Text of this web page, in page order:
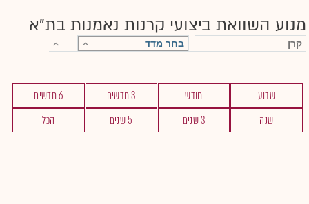
מנוע השוואת ביצועי קרנות נאמנות בת"א
שבוע חודש 3 חדשים
6 חדשים
שנה
3 שנים 5 שנים הכל